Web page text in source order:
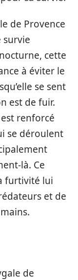
de Provence
survie
cette
à éviter le
se sent
est de fuir.
renforcé
se déroulent
là. Ce
furtivité lui
et de
de